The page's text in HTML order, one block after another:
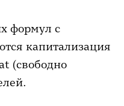
формул с
капитализация
(свободно